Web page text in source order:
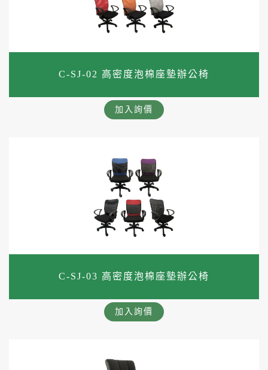
C-SJ-02 高密度泡棉座墊辦公椅
加入詢價
C-SJ-03 高密度泡棉座墊辦公椅
加入詢價